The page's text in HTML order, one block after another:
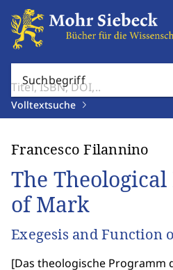
Suchbegriff
Volltextsuche
Francesco Filannino
The
of Mark
Exegesis and Function
[Das theologische Programm